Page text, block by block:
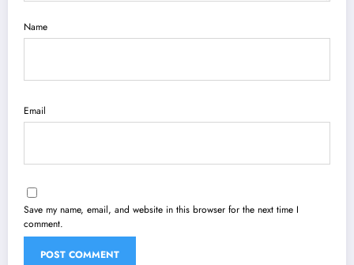
Name
Email
Save my name, email, and website in this browser for the next time I
comment.